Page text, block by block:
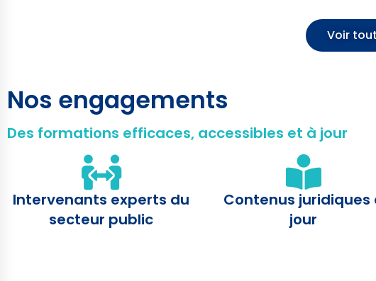
Voir
Nos engagements
Des formations efficaces, accessibles et à jour
Intervenants experts du
secteur public
Contenus juridiques
jour